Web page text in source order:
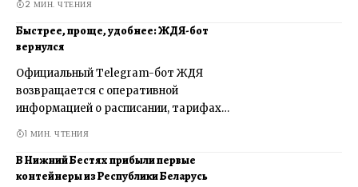
2 МИН. ЧТЕНИЯ
Быстрее, проще, удобнее: ЖДЯ-бот
вернулся
Официальный Telegram-бот ЖДЯ
возвращается с оперативной
информацией о расписании, тарифах…
1 МИН. ЧТЕНИЯ
В Нижний Бестях прибыли первые
контейнеры из Республики Беларусь